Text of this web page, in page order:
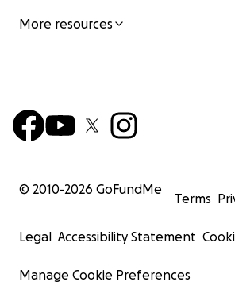
More resources
© 2010-2026 GoFundMe
Terms
Legal Accessibility Statement
Manage Cookie Preferences